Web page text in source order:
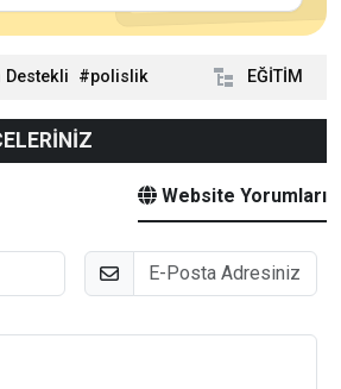
Destekli polislik EĞİTİM
Website Yorumları
E-Posta